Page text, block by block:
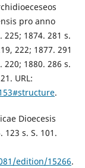
pro anno
225; 1874. 281 s.
222; 1877. 291
220; 1880. 286 s.
URL:
.
Dioecesis
s. S. 101.
edition/15266.